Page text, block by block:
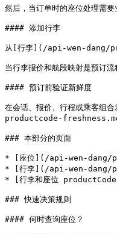
然后，当订单时的座位处
#### 添加行李
从[行李](/api-wen-dang/
当行李报价和航段映射是预订流
#### 预订前验证新鲜度
在会话、报价、行程或乘
productcode-
### 本部分的页面
* [座位](/api-wen-dang/
* [行李](/api-wen-dang/
* [行李和座位
### 快速决策规则
#### 何时查询座位？